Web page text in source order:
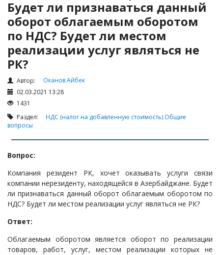
Налоги и Налогообложение
Трудовые отношения
Корпоративные отношения
Договоры
Доверенности
Интернет и право
Возмещение ущерба
Проверка государственных органов
Қазына» (ПКО)
Некоммерческие организации
Лицензирование (разрешения и уведомления)
Исполнительное производство
Судопроизводство
Ответы государственных органов
Будет ли признаваться данный
оборот облагаемым оборотом
по НДС? Будет ли местом
реализации услуг являться не
РК?
Автор:
Оканов Айбек
02.03.2021 13:28
1431
Раздел: НДС (налог на добавленную стоимость) Общие
вопросы
Вопрос:
Компания резидент РК, хочет оказывать услуги связи
компании нерезиденту, находящейся в Азербайджане. Будет
ли признаваться данный оборот облагаемым оборотом по
НДС? Будет ли местом реализации услуг являться не РК?
Ответ:
Облагаемым оборотом является оборот по реализации
товаров, работ, услуг, местом реализации которых не